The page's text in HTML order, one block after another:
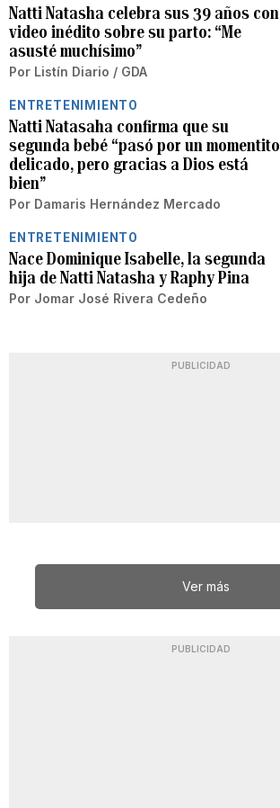
Natti Natasha celebra sus 39 años con
video inédito sobre su parto: “Me
asusté muchísimo”
Por Listín Diario / GDA
ENTRETENIMIENTO
Natti Natasaha confirma que su
segunda bebé “pasó por un momentito
delicado, pero gracias a Dios está
bien”
Por Damaris Hernández Mercado
ENTRETENIMIENTO
Nace Dominique Isabelle, la segunda
hija de Natti Natasha y Raphy Pina
Por Jomar José Rivera Cedeño
PUBLICIDAD
Ver más
PUBLICIDAD